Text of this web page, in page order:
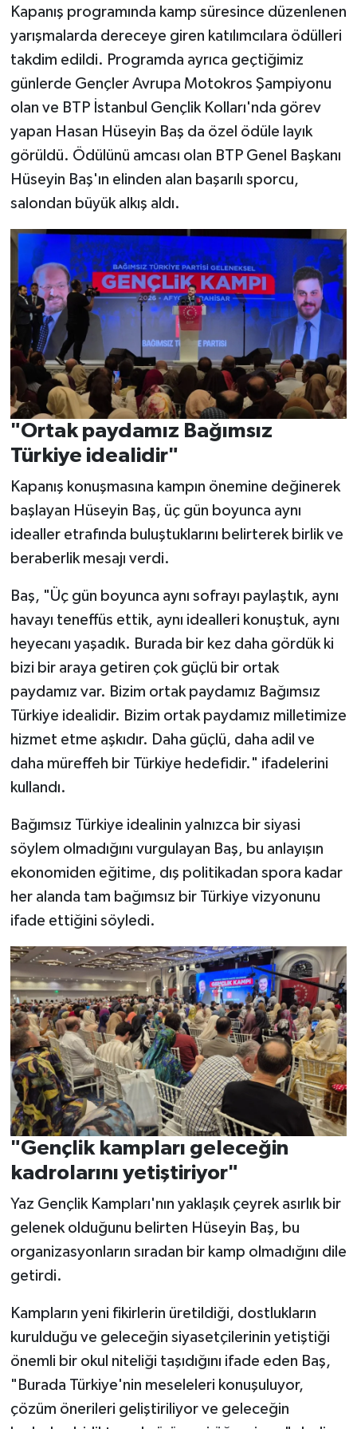
Kapanış programında kamp süresince düzenlenen
yarışmalarda dereceye giren katılımcılara ödülleri
takdim edildi. Programda ayrıca geçtiğimiz
günlerde Gençler Avrupa Motokros Şampiyonu
olan ve BTP İstanbul Gençlik Kolları'nda görev
yapan Hasan Hüseyin Baş da özel ödüle layık
görüldü. Ödülünü amcası olan BTP Genel Başkanı
Hüseyin Baş'ın elinden alan başarılı sporcu,
salondan büyük alkış aldı.
"Ortak paydamız Bağımsız
Türkiye idealidir"
Kapanış konuşmasına kampın önemine değinerek
başlayan Hüseyin Baş, üç gün boyunca aynı
idealler etrafında buluştuklarını belirterek birlik ve
beraberlik mesajı verdi.
Baş, "Üç gün boyunca aynı sofrayı paylaştık, aynı
havayı teneffüs ettik, aynı idealleri konuştuk, aynı
heyecanı yaşadık. Burada bir kez daha gördük ki
bizi bir araya getiren çok güçlü bir ortak
paydamız var. Bizim ortak paydamız Bağımsız
Türkiye idealidir. Bizim ortak paydamız milletimize
hizmet etme aşkıdır. Daha güçlü, daha adil ve
daha müreffeh bir Türkiye hedefidir." ifadelerini
kullandı.
Bağımsız Türkiye idealinin yalnızca bir siyasi
söylem olmadığını vurgulayan Baş, bu anlayışın
ekonomiden eğitime, dış politikadan spora kadar
her alanda tam bağımsız bir Türkiye vizyonunu
ifade ettiğini söyledi.
"Gençlik kampları geleceğin
kadrolarını yetiştiriyor"
Yaz Gençlik Kampları'nın yaklaşık çeyrek asırlık bir
gelenek olduğunu belirten Hüseyin Baş, bu
organizasyonların sıradan bir kamp olmadığını dile
getirdi.
Kampların yeni fikirlerin üretildiği, dostlukların
kurulduğu ve geleceğin siyasetçilerinin yetiştiği
önemli bir okul niteliği taşıdığını ifade eden Baş,
"Burada Türkiye'nin meseleleri konuşuluyor,
çözüm önerileri geliştiriliyor ve geleceğin